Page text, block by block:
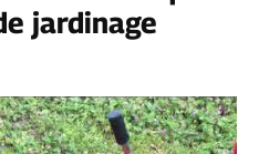
jardinage